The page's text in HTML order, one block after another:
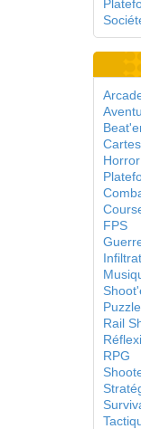
Cartes
Horror
FPS
Puzzle
Rail
RPG